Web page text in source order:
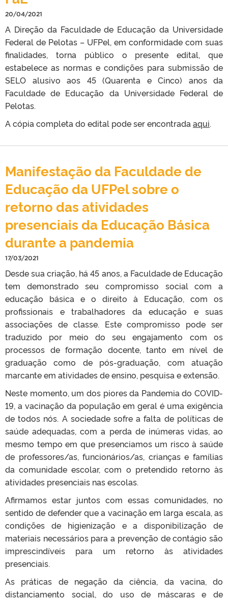
20/04/2021
A Direção da Faculdade de Educação da Universidade
Federal de Pelotas – UFPel, em conformidade com suas
finalidades, torna público o presente edital, que
estabelece as normas e condições para submissão de
SELO alusivo aos 45 (Quarenta e Cinco) anos da
Faculdade de Educação da Universidade Federal de
Pelotas.
A cópia completa do edital pode ser encontrada aqui.
Manifestação da Faculdade de
Educação da UFPel sobre o
retorno das atividades
presenciais da Educação Básica
durante a pandemia
17/03/2021
Desde sua criação, há 45 anos, a Faculdade de Educação
tem demonstrado seu compromisso social com a
educação básica e o direito à Educação, com os
profissionais e trabalhadores da educação e suas
associações de classe. Este compromisso pode ser
traduzido por meio do seu engajamento com os
processos de formação docente, tanto em nível de
graduação como de pós-graduação, com atuação
marcante em atividades de ensino, pesquisa e extensão.
Neste momento, um dos piores da Pandemia do COVID-
19, a vacinação da população em geral é uma exigência
de todos nós. A sociedade sofre a falta de políticas de
saúde adequadas, com a perda de inúmeras vidas, ao
mesmo tempo em que presenciamos um risco à saúde
de professores/as, funcionários/as, crianças e famílias
da comunidade escolar, com o pretendido retorno às
atividades presenciais nas escolas.
Afirmamos estar juntos com essas comunidades, no
sentido de defender que a vacinação em larga escala, as
condições de higienização e a disponibilização de
materiais necessários para a prevenção de contágio são
imprescindíveis para um retorno às atividades
presenciais.
As práticas de negação da ciência, da vacina, do
distanciamento social, do uso de máscaras e de